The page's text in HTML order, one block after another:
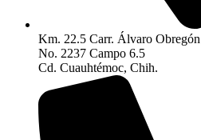
Km. 22.5 Carr. Álvaro Obregón
No. 2237 Campo 6.5
Cd. Cuauhtémoc, Chih.